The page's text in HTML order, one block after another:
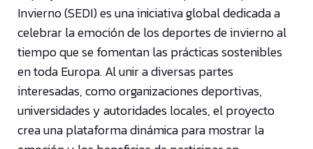
Invierno (SEDI) es una iniciativa global dedicada a
celebrar la emoción de los deportes de invierno al
tiempo que se fomentan las prácticas sostenibles
en toda Europa. Al unir a diversas partes
interesadas, como organizaciones deportivas,
universidades y autoridades locales, el proyecto
crea una plataforma dinámica para mostrar la